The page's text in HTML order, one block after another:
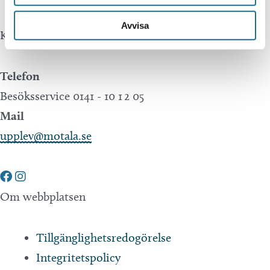
Avvisa
Kontakta oss
Telefon
Besöksservice 0141 - 10 1 2 05
Mail
upplev@motala.se
Om webbplatsen
Tillgänglighetsredogörelse
Integritetspolicy